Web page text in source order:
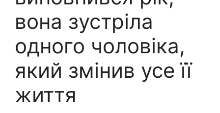
вона зустріла
одного чоловіка,
який змінив усе її
життя